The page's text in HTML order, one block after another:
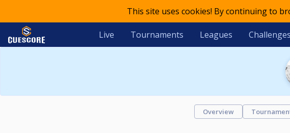
This site uses cookies! By continuing to
Live Tournaments Leagues Challenges
Overview